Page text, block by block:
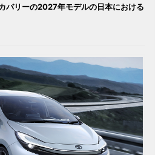
バリーの2027年モデルの日本における